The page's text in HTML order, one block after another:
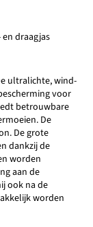
draagjas
ultralichte, wind-
voor
betrouwbare
De
De grote
dankzij de
worden
aan de
ook na de
worden